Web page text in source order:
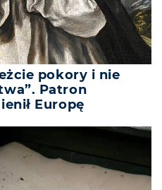
pokory i nie
Patron
Europę